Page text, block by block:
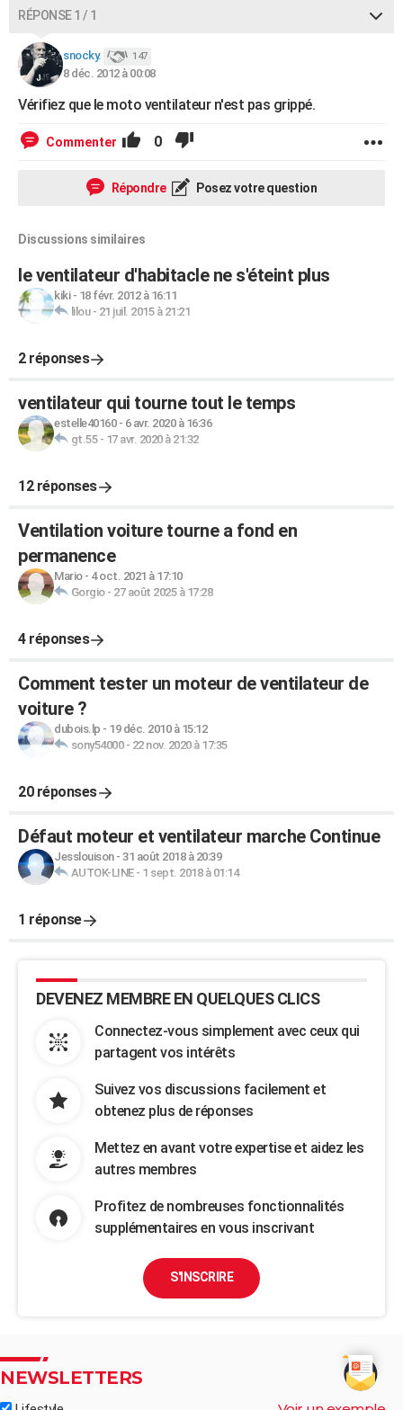
S'inscrire
Se connecter
Lycées
Collèges
Primaires
Universités
Entreprises
Service militaire
Avis de recherche
AVIS DE DÉCÈS
FORUM
Bricolage
Lifestyle
Culture
Sport
Auto
Television
Voyage
Cinema
RÉPONSE 1 / 1
snocky. 147
8 déc. 2012 à 00:08
Vérifiez que le moto ventilateur n'est pas grippé.
Commenter 0
Répondre Posez votre question
Discussions similaires
le ventilateur d'habitacle ne s'éteint plus
kiki- 18 févr. 2012 à 16:11
lilou- 21 juil. 2015 à 21:21
2 réponses
ventilateur qui tourne tout le temps
estelle40160- 6 avr. 2020 à 16:36
gt.55- 17 avr. 2020 à 21:32
12 réponses
Ventilation voiture tourne a fond en
permanence
Mario- 4 oct. 2021 à 17:10
Gorgio- 27 août 2025 à 17:28
4 réponses
Comment tester un moteur de ventilateur de
voiture ?
dubois.lp - 19 déc. 2010 à 15:12
sony54000- 22 nov. 2020 à 17:35
20 réponses
Défaut moteur et ventilateur marche Continue
Jesslouison- 31 août 2018 à 20:39
AUTOK-LINE- 1 sept. 2018 à 01:14
1 réponse
DEVENEZ MEMBRE EN QUELQUES CLICS
Connectez-vous simplement avec ceux qui
partagent vos intérêts
Suivez vos discussions facilement et
obtenez plus de réponses
Mettez en avant votre expertise et aidez les
autres membres
Profitez de nombreuses fonctionnalités
supplémentaires en vous inscrivant
S'INSCRIRE
NEWSLETTERS